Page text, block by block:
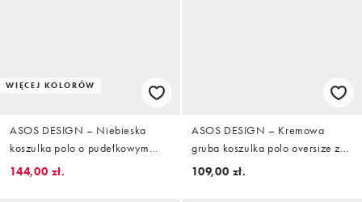
WIĘCEJ KOLORÓW
ASOS DESIGN – Niebieska
koszulka polo o pudełkowym
kroju oversize, ze wzorem na
144,00 zł.
ASOS DESIGN – Kremowa
gruba koszulka polo oversize z
nacięciem w dekolcie
109,00 zł.